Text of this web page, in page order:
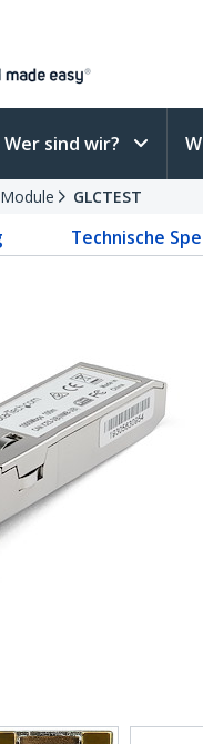
Wer sind wir?
GLCTEST
Technische